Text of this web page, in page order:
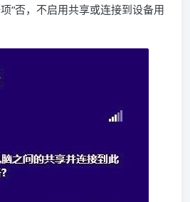
“否，不启用共享或连接到设备用